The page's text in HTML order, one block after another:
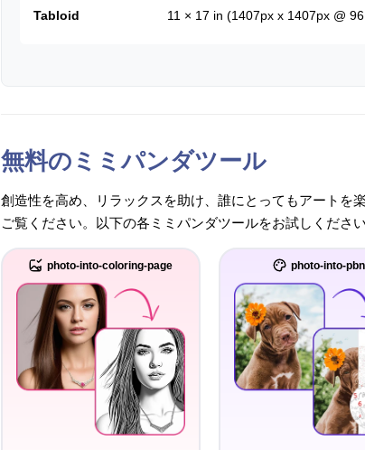
Tabloid 11 × 17 in (1407px x 1407px @
無料のミミパンダツール
創造性を高め、リラックスを助け、誰にとってもアートを
ご覧ください。以下の各ミミパンダツールをお試しくださ
photo-into-coloring-page photo-into-pbn